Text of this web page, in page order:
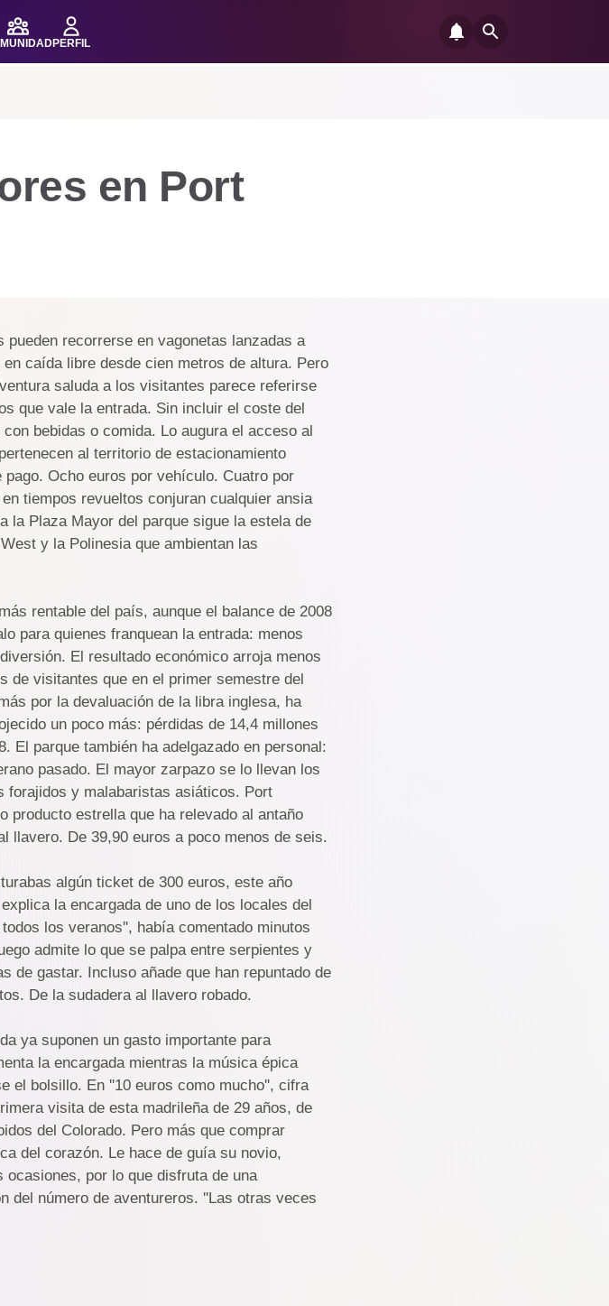
PERFIL
en Port
recorrerse en vagonetas lanzadas a
caída libre desde cien metros de altura. Pero
saluda a los visitantes parece referirse
que vale la entrada. Sin incluir el coste del
bebidas o comida. Lo augura el acceso al
al territorio de estacionamiento
Ocho euros por vehículo. Cuatro por
tiempos revueltos conjuran cualquier ansia
la Plaza Mayor del parque sigue la estela de
y la Polinesia que ambientan las
rentable del país, aunque el balance de 2008
para quienes franquean la entrada: menos
El resultado económico arroja menos
de visitantes que en el primer semestre del
por la devaluación de la libra inglesa, ha
un poco más: pérdidas de 14,4 millones
El parque también ha adelgazado en personal:
pasado. El mayor zarpazo se lo llevan los
forajidos y malabaristas asiáticos. Port
producto estrella que ha relevado al antaño
llavero. De 39,90 euros a poco menos de seis.
algún ticket de 300 euros, este año
la encargada de uno de los locales del
los veranos'', había comentado minutos
admite lo que se palpa entre serpientes y
de gastar. Incluso añade que han repuntado de
De la sudadera al llavero robado.
ya suponen un gasto importante para
la encargada mientras la música épica
el bolsillo. En ''10 euros como mucho'', cifra
visita de esta madrileña de 29 años, de
del Colorado. Pero más que comprar
del corazón. Le hace de guía su novio,
por lo que disfruta de una
del número de aventureros. ''Las otras veces